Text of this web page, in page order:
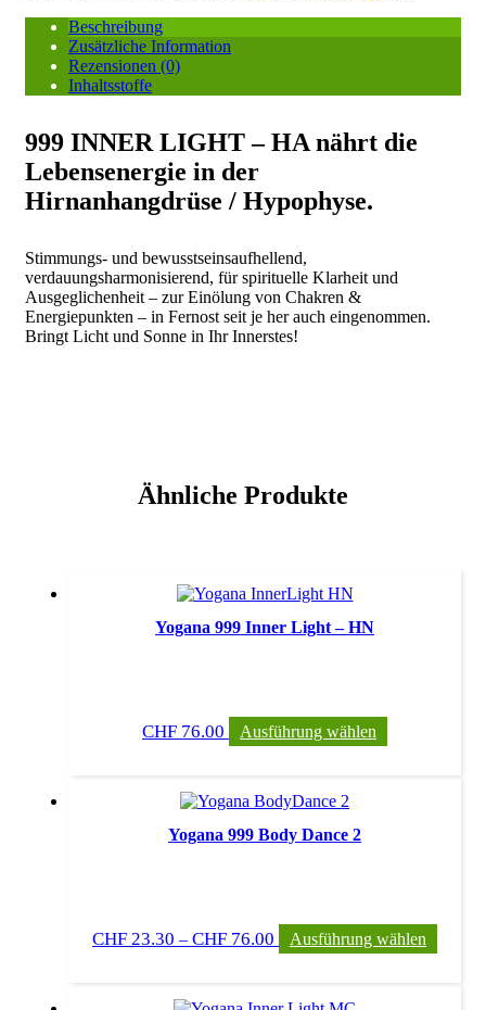
-
Menge
Beschreibung
Zusätzliche Information
Rezensionen (0)
Inhaltsstoffe
999 INNER LIGHT – HA nährt die
Lebensenergie in der
Hirnanhangdrüse / Hypophyse.
Stimmungs- und bewusstseinsaufhellend,
verdauungsharmonisierend, für spirituelle Klarheit und
Ausgeglichenheit – zur Einölung von Chakren &
Energiepunkten – in Fernost seit je her auch eingenommen.
Bringt Licht und Sonne in Ihr Innerstes!
Ähnliche Produkte
Yogana 999 Inner Light – HN
CHF 76.00 Ausführung wählen
Dieses
weist
Produktseite
gewählt
Yogana 999 Body Dance 2
CHF 23.30 – CHF 76.00
Preisspanne:
CHF 23.30
bis
Ausführung wählen
Dieses
weist